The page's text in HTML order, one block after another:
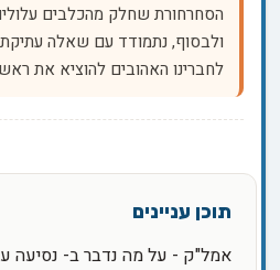
הסחרחורת שחלק מהכלבים
ולבסוף, נתמודד עם שאלה
לחברינו האהובים להוציא את
אמל"ק - על מה נדבר ב- נסיעה